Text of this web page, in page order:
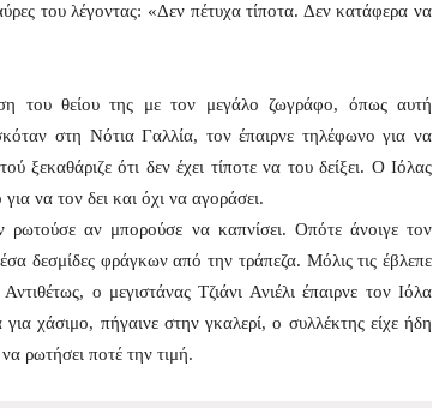
του λέγοντας: «Δεν πέτυχα τίποτα. Δεν κατάφερα να
του θείου της με τον μεγάλο ζωγράφο, όπως αυτή
στη Νότια Γαλλία, τον έπαιρνε τηλέφωνο για να
ξεκαθάριζε ότι δεν έχει τίποτε να του δείξει. Ο Ιόλας
να τον δει και όχι να αγοράσει.
ρωτούσε αν μπορούσε να καπνίσει. Οπότε άνοιγε τον
δεσμίδες φράγκων από την τράπεζα. Μόλις τις έβλεπε
ο μεγιστάνας Τζιάνι Ανιέλι έπαιρνε τον Ιόλα
χάσιμο, πήγαινε στην γκαλερί, ο συλλέκτης είχε ήδη
ρωτήσει ποτέ την τιμή.